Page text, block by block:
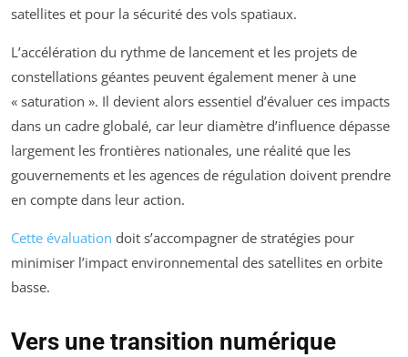
satellites et pour la sécurité des vols spatiaux.
L’accélération du rythme de lancement et les projets de
constellations géantes peuvent également mener à une
« saturation ». Il devient alors essentiel d’évaluer ces impacts
dans un cadre globalé, car leur diamètre d’influence dépasse
largement les frontières nationales, une réalité que les
gouvernements et les agences de régulation doivent prendre
en compte dans leur action.
Cette évaluation doit s’accompagner de stratégies pour
minimiser l’impact environnemental des satellites en orbite
basse.
Vers une transition numérique